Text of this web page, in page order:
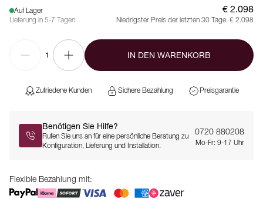
Auf Lager
Lieferung in 5-7 Tagen
€ 2.098
Niedrigster Preis der letzten 30 Tage: € 2.098
1 IN DEN WARENKORB
Zufriedene Kunden Sichere Bezahlung Preisgarantie
Benötigen Sie Hilfe?
Rufen Sie uns an für eine persönliche Beratung zu
Konfiguration, Lieferung und Installation.
0720 880208
Mo-Fr: 9-17 Uhr
Flexible Bezahlung mit: